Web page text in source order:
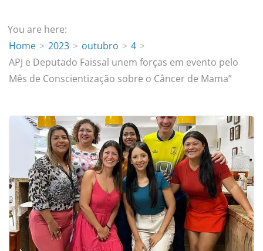
You are here:
Home
2023 outubro
4
APJ e Deputado Faissal unem forças em evento pelo
Mês de Conscientização sobre o Câncer de Mama”